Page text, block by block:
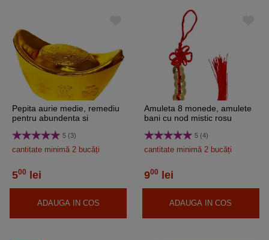
Pepita aurie medie, remediu
pentru abundenta si
5 (3)
cantitate minimă 2 bucăți
500 lei
ADAUGA IN COS
Amuleta 8 monede, amulete
bani cu nod mistic rosu
5 (4)
cantitate minimă 2 bucăți
900 lei
ADAUGA IN COS